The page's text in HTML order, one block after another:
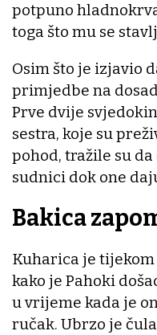
potpuno
toga što mu se
Osim što je izjavio
primjedbe na
Prve dvije
sestra, koje su
pohod, tražile su
sudnici dok one
Bakica
Kuharica je
kako je Pahoki
u vrijeme kada je
ručak. Ubrzo je